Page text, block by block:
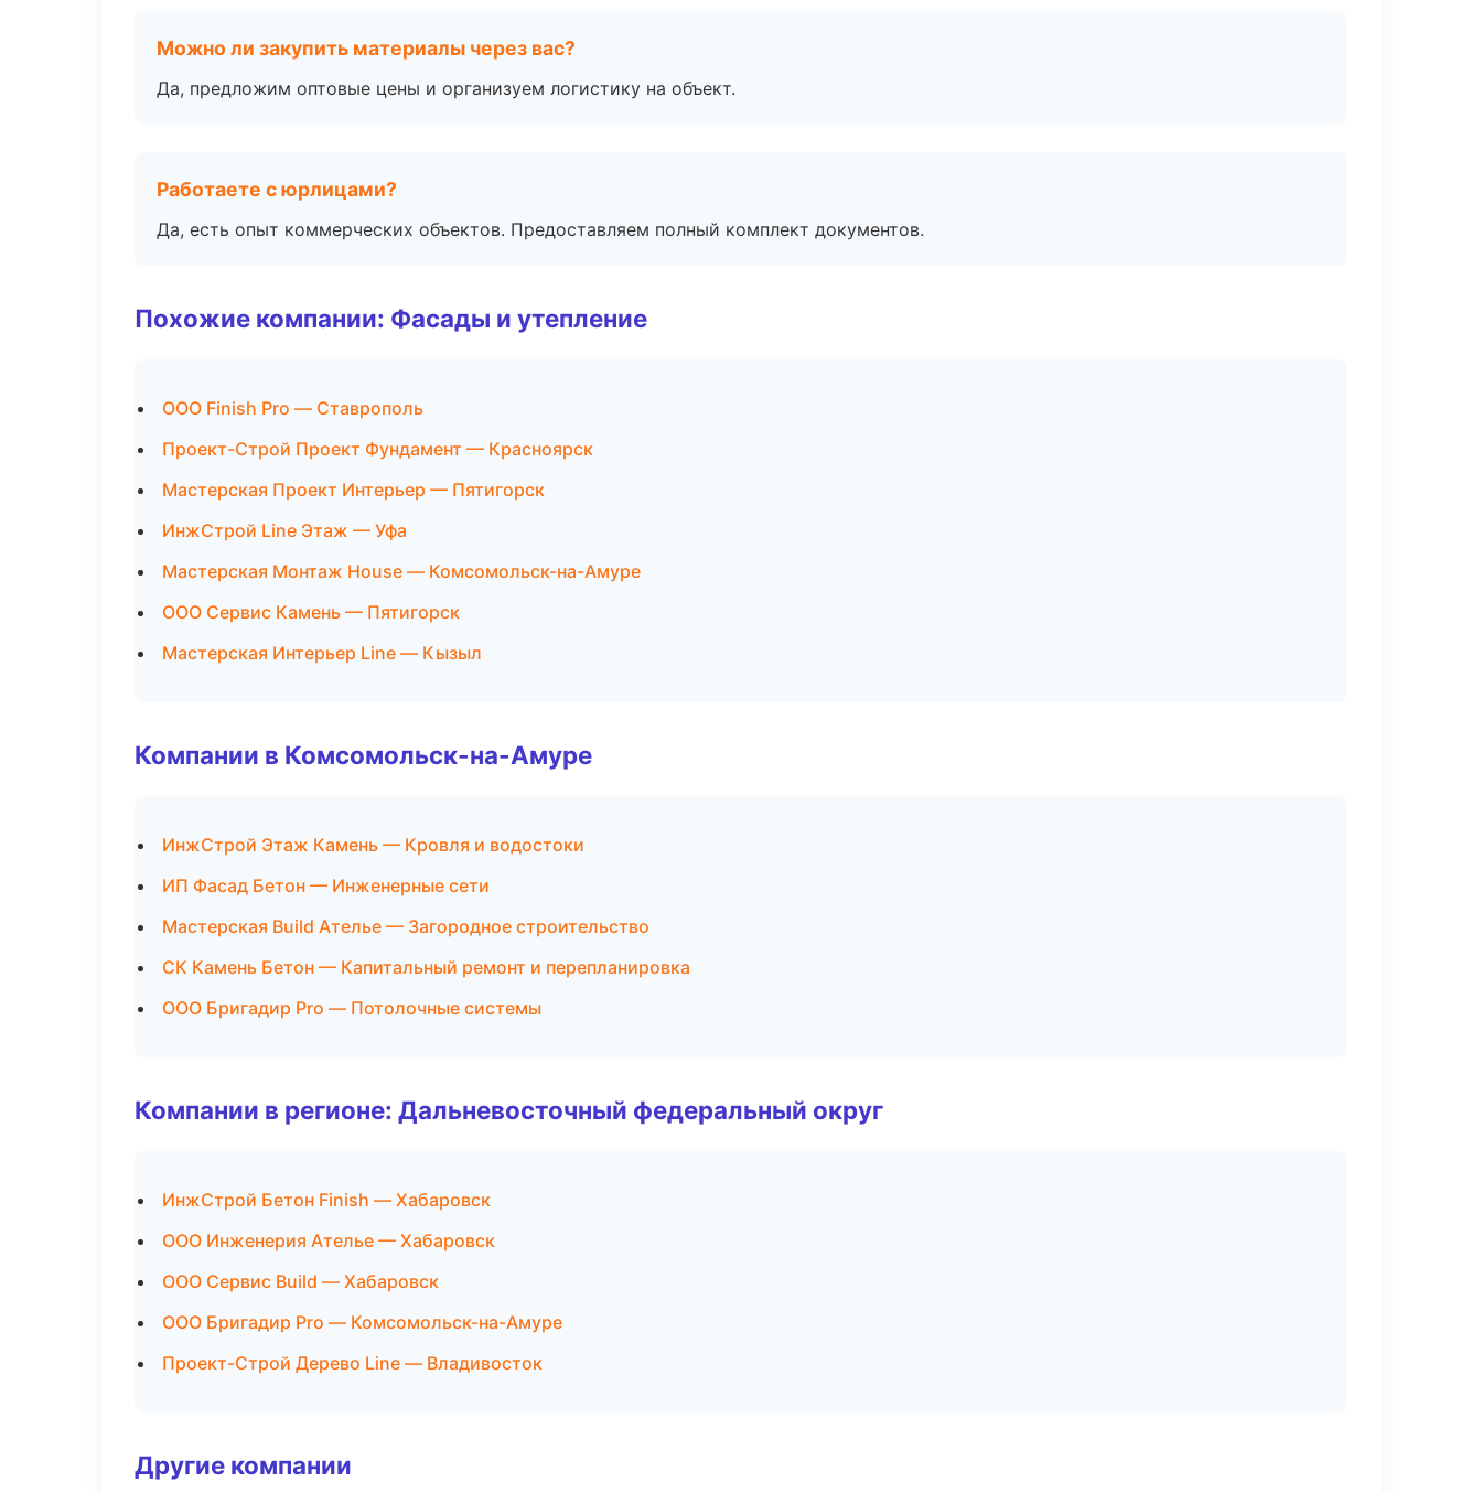
Можно ли закупить материалы через вас?
Да, предложим оптовые цены и организуем логистику на объект.
Работаете с юрлицами?
Да, есть опыт коммерческих объектов. Предоставляем полный комплект документов.
Похожие компании: Фасады и утепление
ООО Finish Pro — Ставрополь
Проект-Строй Проект Фундамент — Красноярск
Мастерская Проект Интерьер — Пятигорск
ИнжСтрой Line Этаж — Уфа
Мастерская Монтаж House — Комсомольск-на-Амуре
ООО Сервис Камень — Пятигорск
Мастерская Интерьер Line — Кызыл
Компании в Комсомольск-на-Амуре
ИнжСтрой Этаж Камень — Кровля и водостоки
ИП Фасад Бетон — Инженерные сети
Мастерская Build Ателье — Загородное строительство
СК Камень Бетон — Капитальный ремонт и перепланировка
ООО Бригадир Pro — Потолочные системы
Компании в регионе: Дальневосточный федеральный округ
ИнжСтрой Бетон Finish — Хабаровск
ООО Инженерия Ателье — Хабаровск
ООО Сервис Build — Хабаровск
ООО Бригадир Pro — Комсомольск-на-Амуре
Проект-Строй Дерево Line — Владивосток
Другие компании